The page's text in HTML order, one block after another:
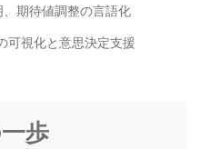
期待値調整の言語化
可視化と意思決定支援
歩